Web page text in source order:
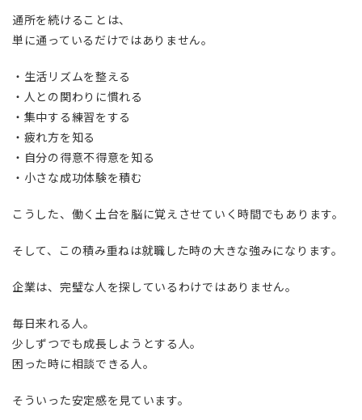
通所を続けることは、
単に通っているだけではありません。
・生活リズムを整える
・人との関わりに慣れる
・集中する練習をする
・疲れ方を知る
・自分の得意不得意を知る
・小さな成功体験を積む
こうした、働く土台を脳に覚えさせていく時間でもあります。
そして、この積み重ねは就職した時の大きな強みになります。
企業は、完璧な人を探しているわけではありません。
毎日来れる人。
少しずつでも成長しようとする人。
困った時に相談できる人。
そういった安定感を見ています。